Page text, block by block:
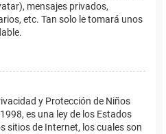
mensajes privados,
etc. Tan solo le tomará unos
y Protección de Niños
es una ley de los Estados
sitios de Internet, los cuales son